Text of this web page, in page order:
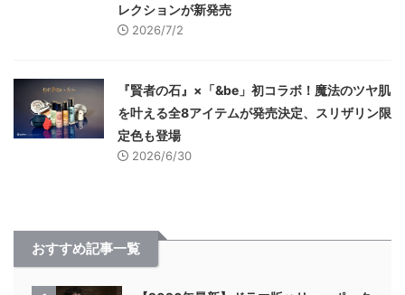
レクションが新発売
2026/7/2
『賢者の石』×「&be」初コラボ！魔法のツヤ肌
を叶える全8アイテムが発売決定、スリザリン限
定色も登場
2026/6/30
おすすめ記事一覧